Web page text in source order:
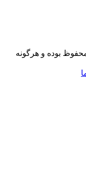
بوده و هرگونه